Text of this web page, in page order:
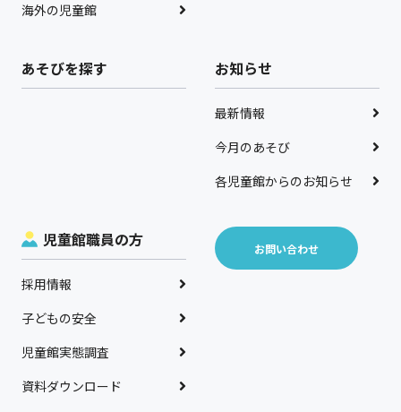
海外の児童館
あそびを探す お知らせ
最新情報
今月のあそび
各児童館からのお知らせ
児童館職員の方
採用情報
子どもの安全
児童館実態調査
資料ダウンロード
お問い合わせ